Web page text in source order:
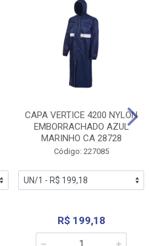
CAPA VERTICE 4200 NYLON
EMBORRACHADO AZUL
MARINHO CA 28728
Código: 227085
R$ 199,18